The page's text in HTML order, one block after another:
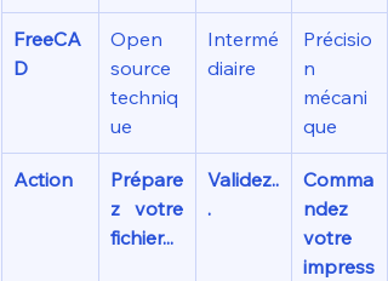
FreeCA
D
Open
source
techniq
ue
Intermé
diaire
Précisio
n
mécani
que
Action
Prépare
z votre
fichier...
Validez..
.
Comma
ndez
votre
impress